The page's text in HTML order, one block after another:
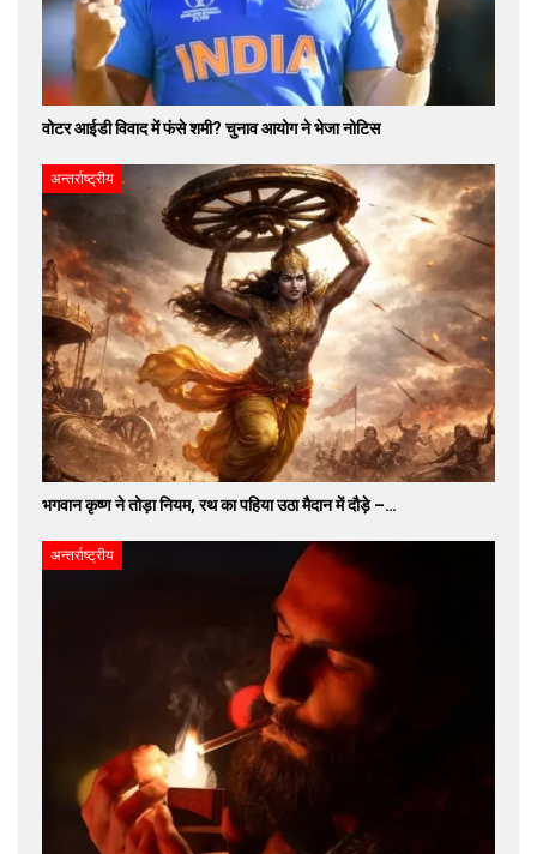
वोटर आईडी विवाद में फंसे शमी? चुनाव आयोग ने भेजा नोटिस
अन्तर्राष्ट्रीय
भगवान कृष्ण ने तोड़ा नियम, रथ का पहिया उठा मैदान में दौड़े –…
अन्तर्राष्ट्रीय